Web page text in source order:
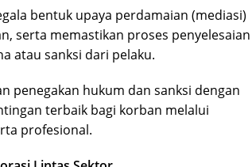
bentuk upaya perdamaian (mediasi)
serta memastikan proses penyelesaian
atau sanksi dari pelaku.
penegakan hukum dan sanksi dengan
terbaik bagi korban melalui
profesional.